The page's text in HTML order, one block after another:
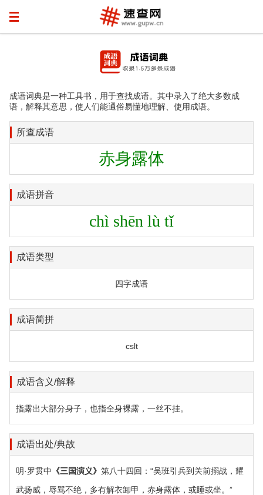
成语词典是一种工具书，用于查找成语。其中录入了绝大多数成
语，解释其意思，使人们能通俗易懂地理解、使用成语。
所查成语
赤身露体
成语拼音
chì shēn lù tǐ
成语类型
四字成语
成语简拼
cslt
成语含义/解释
指露出大部分身子，也指全身裸露，一丝不挂。
成语出处/典故
明·罗贯中 《三国演义》 第八十四回：“吴班引兵到关前搦战，耀
武扬威，辱骂不绝，多有解衣卸甲，赤身露体，或睡或坐。”